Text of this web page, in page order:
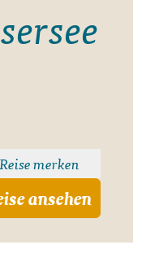
Reise merken
ansehen